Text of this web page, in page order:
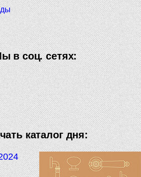
в соц. сетях:
каталог дня: